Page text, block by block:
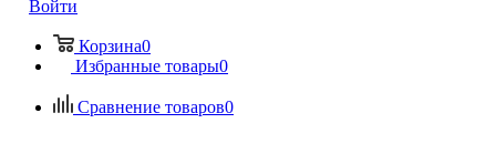
Войти
Корзина0
Избранные товары0
Сравнение товаров0